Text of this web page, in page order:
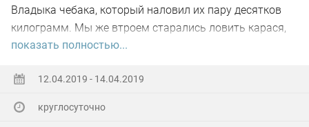
Владыка чебака, который наловил их пару десятков
килограмм. Мы же втроем старались ловить карася,
что у нас тоже получалось не плохо. Как водится была
поклевок, хотя и была оббурена со всех сторон да в
два ряда. Но и это не помешало ей оставаться самой
показать полностью...
12.04.2019 - 14.04.2019
круглосуточно